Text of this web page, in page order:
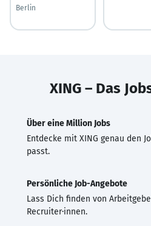
Berlin
XING – Das
Über eine Million Jobs
Entdecke mit XING genau den
passt.
Persönliche Job-Angebote
Lass Dich finden von
Recruiter·innen.